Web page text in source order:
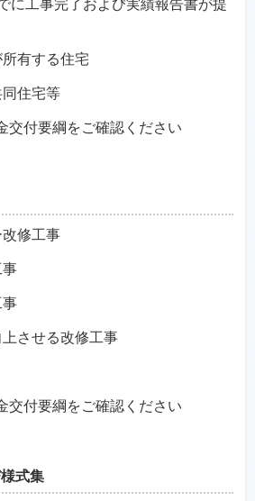
に工事完了および実績報告書が提
所有する住宅
同住宅等
付要綱をご確認ください
改修工事
事
事
上させる改修工事
付要綱をご確認ください
式集